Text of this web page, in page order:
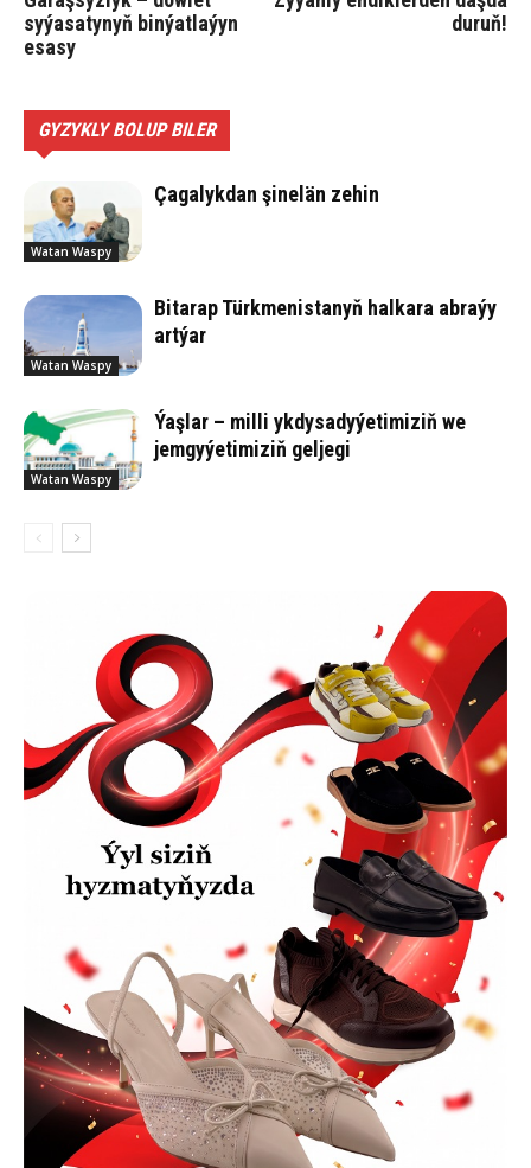
syýasatynyň binýatlaýyn
esasy
duruň!
GYZYKLY BOLUP BILER
Watan Waspy
Çagalykdan şinelän zehin
Watan Waspy
Bitarap Türkmenistanyň halkara abraýy
artýar
Watan Waspy
Ýaşlar – milli ykdysadyýetimiziň we
jemgyýetimiziň geljegi